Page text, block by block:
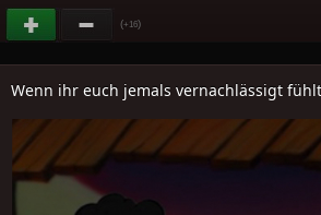
(+16)
Wenn ihr euch jemals vernachlässigt